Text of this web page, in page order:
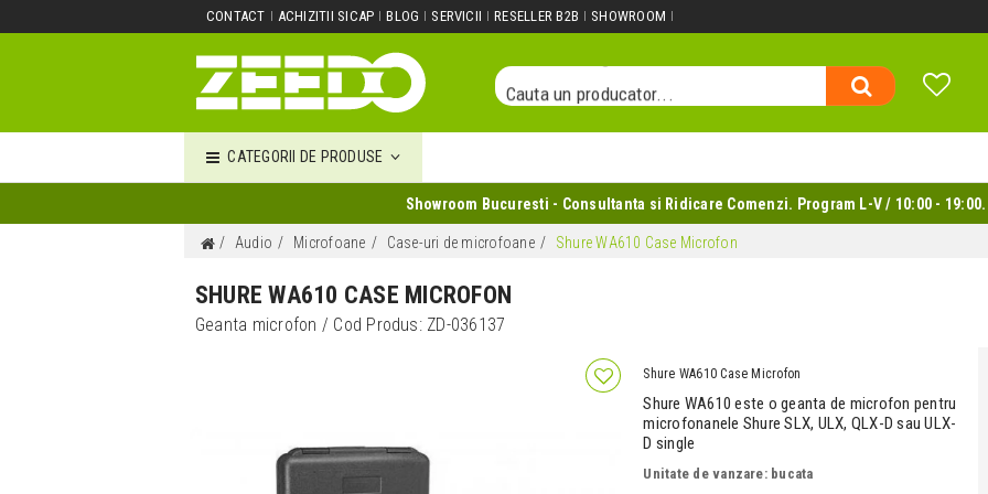
CONTACT ACHIZITII SICAP BLOG SERVICII RESELLER B2B SHOWROOM
Cauta un produs...
Cauta un producator...
CATEGORII DE PRODUSE
Showroom Bucuresti - Consultanta si Ridicare Comenzi. Program L-V / 10:00 -
Audio Microfoane Case-uri de microfoane Shure WA610 Case Microfon
SHURE WA610 CASE MICROFON
Geanta microfon / Cod Produs: ZD-036137
Shure WA610 Case Microfon
Shure WA610 este o geanta de microfon pentru
microfonanele Shure SLX, ULX, QLX-D sau ULX-
D single
Unitate de vanzare: bucata